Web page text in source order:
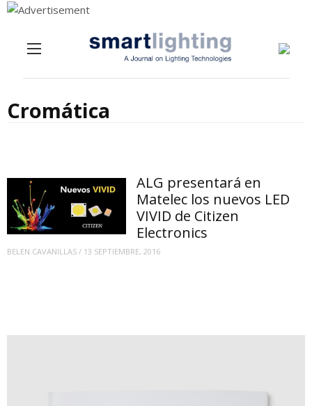
Cromática
ALG presentará en
Matelec los nuevos LED
VIVID de Citizen
Electronics
BELEN CAVANILLAS / 13 SEPTIEMBRE, 2016